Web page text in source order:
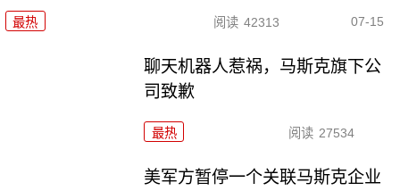
最热 阅读 42313 07-15
聊天机器人惹祸，马斯克旗下公
司致歉
最热 阅读 27534
美军方暂停一个关联马斯克企业